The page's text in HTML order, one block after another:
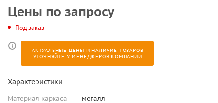
Цены по запросу
Под заказ
АКТУАЛЬНЫЕ ЦЕНЫ И НАЛИЧИЕ ТОВАРОВ
УТОЧНЯЙТЕ У МЕНЕДЖЕРОВ КОМПАНИИ
Характеристики
Материал каркаса —
металл